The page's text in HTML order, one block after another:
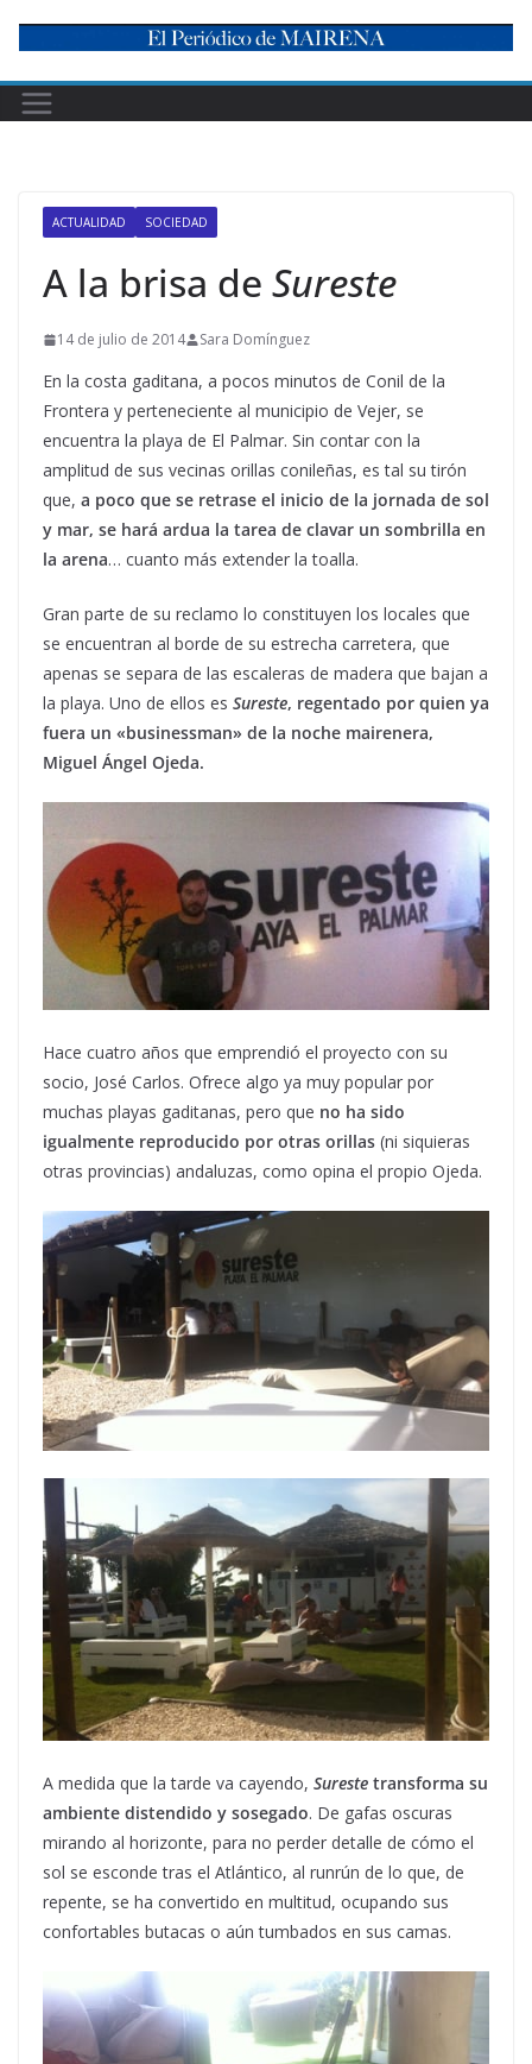
content
ACTUALIDAD SOCIEDAD
A la brisa de Sureste
14 de julio de 2014 Sara Domínguez
En la costa gaditana, a pocos minutos de Conil de la
Frontera y perteneciente al municipio de Vejer, se
encuentra la playa de El Palmar. Sin contar con la
amplitud de sus vecinas orillas conileñas, es tal su tirón
que, a poco que se retrase el inicio de la jornada de sol
y mar, se hará ardua la tarea de clavar un sombrilla en
la arena… cuanto más extender la toalla.
Gran parte de su reclamo lo constituyen los locales que
se encuentran al borde de su estrecha carretera, que
apenas se separa de las escaleras de madera que bajan a
la playa. Uno de ellos es Sureste, regentado por quien ya
fuera un «businessman» de la noche mairenera,
Miguel Ángel Ojeda.
Hace cuatro años que emprendió el proyecto con su
socio, José Carlos. Ofrece algo ya muy popular por
muchas playas gaditanas, pero que no ha sido
igualmente reproducido por otras orillas (ni siquieras
otras provincias) andaluzas, como opina el propio Ojeda.
A medida que la tarde va cayendo, Sureste transforma su
ambiente distendido y sosegado. De gafas oscuras
mirando al horizonte, para no perder detalle de cómo el
sol se esconde tras el Atlántico, al runrún de lo que, de
repente, se ha convertido en multitud, ocupando sus
confortables butacas o aún tumbados en sus camas.